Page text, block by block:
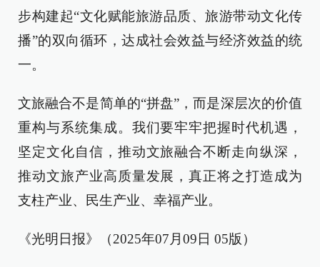
步构建起“文化赋能旅游品质、旅游带动文化传
播”的双向循环，达成社会效益与经济效益的统
一。
文旅融合不是简单的“拼盘”，而是深层次的价值
重构与系统集成。我们要牢牢把握时代机遇，
坚定文化自信，推动文旅融合不断走向纵深，
推动文旅产业高质量发展，真正将之打造成为
支柱产业、民生产业、幸福产业。
《光明日报》（2025年07月09日 05版）